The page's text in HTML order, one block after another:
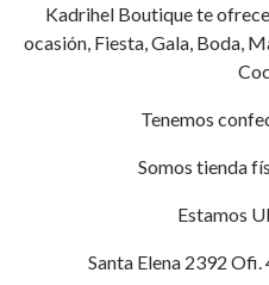
Kadrihel Boutique te
ocasión, Fiesta, Gala, Boda,
Tenemos
Somos tienda
Estamos
Santa Elena 2392 Ofi.